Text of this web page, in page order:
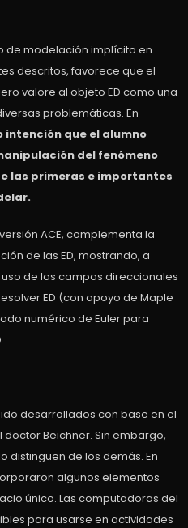
de modelación implícito en
descritos, favorece que el
valore al objeto ED como una
problemáticas. En
intención que el alumno
del fenómeno
las primeras e importantes
ACE, complementa la
de las ED, mostrando, a
de los campos direccionales
ED (con apoyo de Maple
numérico de Euler para
desarrollados con base en el
Beichner. Sin embargo,
distinguen de los demás. En
algunos elementos
único. Las computadoras del
para usarse en actividades